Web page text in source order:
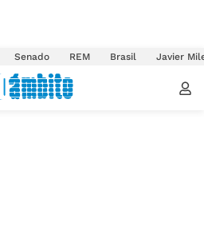
Senado REM Brasil Javier